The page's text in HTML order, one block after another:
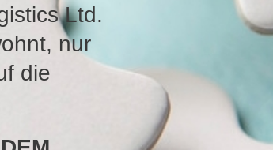
Ltd.
nur
die